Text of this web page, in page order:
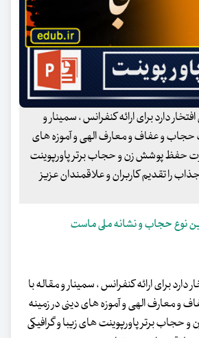
دارد برای ارائه کنفرانس ، سمینار و
حجاب و عفاف و معارف الهی و آموزه های
حفظ پوشش زن و حجاب برتر پاورپوینت
را تقدیم کاربران و علاقمندان عزیز
نوع حجاب و نشانه ملی ماست
دارد برای ارائه کنفرانس ، سمینار و مقاله با
معارف الهی و آموزه های دینی در زمینه
برتر پاورپوینت های زیبا و گرافیکی